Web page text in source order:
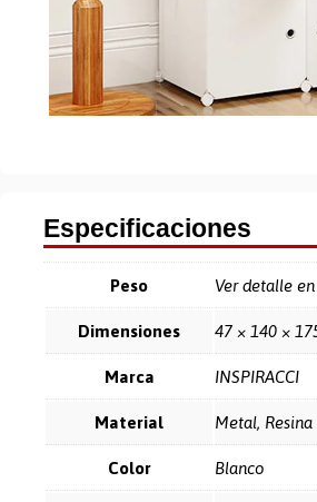
Especificaciones
Peso Ver detalle
Dimensiones 47 × 140 ×
Marca INSPIRACCI
Material Metal, Resina
Color Blanco